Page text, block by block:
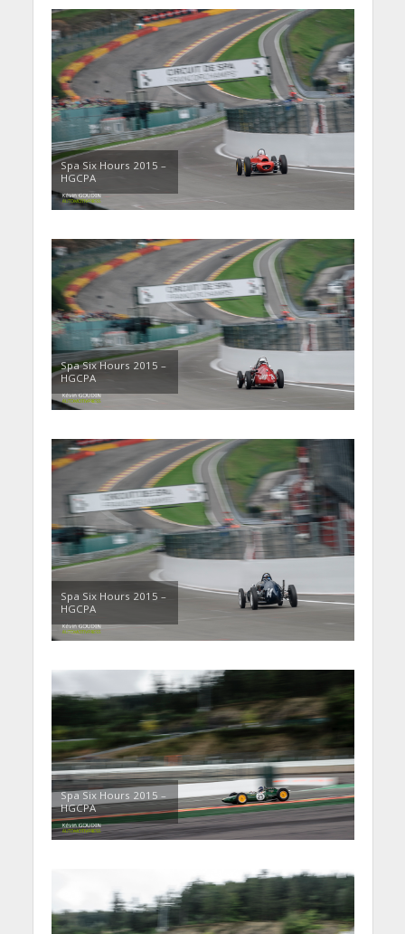
Spa Six Hours 2015 –
HGCPA
Spa Six Hours 2015 –
HGCPA
Spa Six Hours 2015 –
HGCPA
Spa Six Hours 2015 –
HGCPA